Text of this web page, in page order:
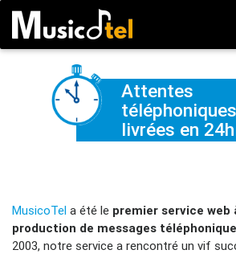
Attentes
téléphoniques
livrées en 24h
MusicoTel a été le premier service web
production de messages
2003, notre service a rencontré un vif